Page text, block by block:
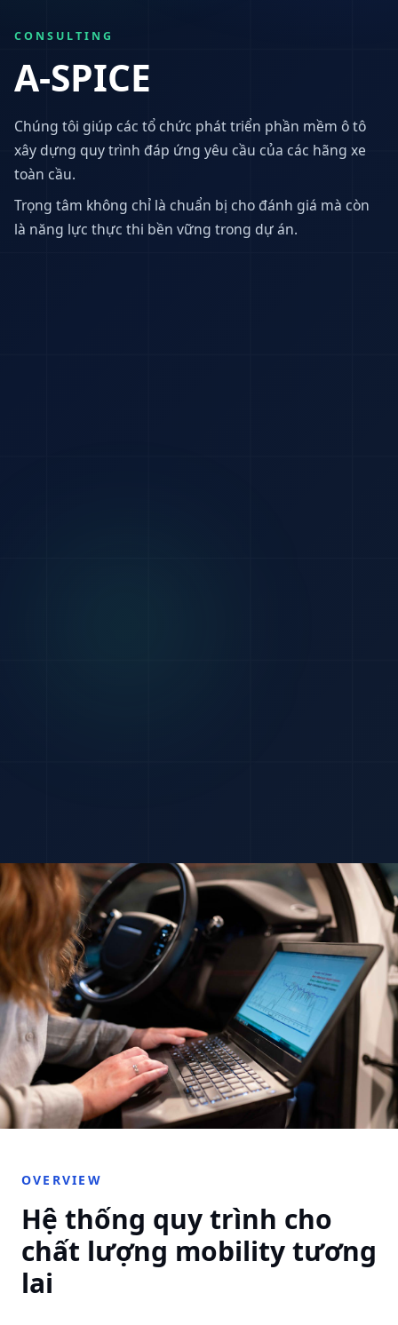
CONSULTING
A-SPICE
Chúng tôi giúp các tổ chức phát triển phần mềm ô tô
xây dựng quy trình đáp ứng yêu cầu của các hãng xe
toàn cầu.
Trọng tâm không chỉ là chuẩn bị cho đánh giá mà còn
là năng lực thực thi bền vững trong dự án.
OVERVIEW
Hệ thống quy trình cho
chất lượng mobility tương
lai